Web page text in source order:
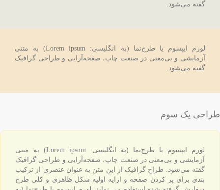
گفته می‌شود.
لورم ایپسوم یا طرح‌نما (به انگلیسی: Lorem ipsum) به متنی
آزمایشی و بی‌معنی در صنعت چاپ، صفحه‌آرایی و طراحی گرافیک
گفته می‌شود.
طراحی یک سوم
لورم ایپسوم یا طرح‌نما (به انگلیسی: Lorem ipsum) به متنی
آزمایشی و بی‌معنی در صنعت چاپ، صفحه‌آرایی و طراحی گرافیک
گفته می‌شود. طراح گرافیک از این متن به عنوان عنصری از ترکیب
بندی برای پر کردن صفحه و ارایه اولیه شکل ظاهری و کلی طرح